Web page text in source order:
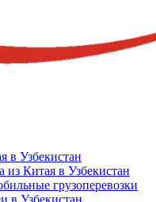
в Узбекистан
из Китая в Узбекистан
грузоперевозки
в Узбекистан